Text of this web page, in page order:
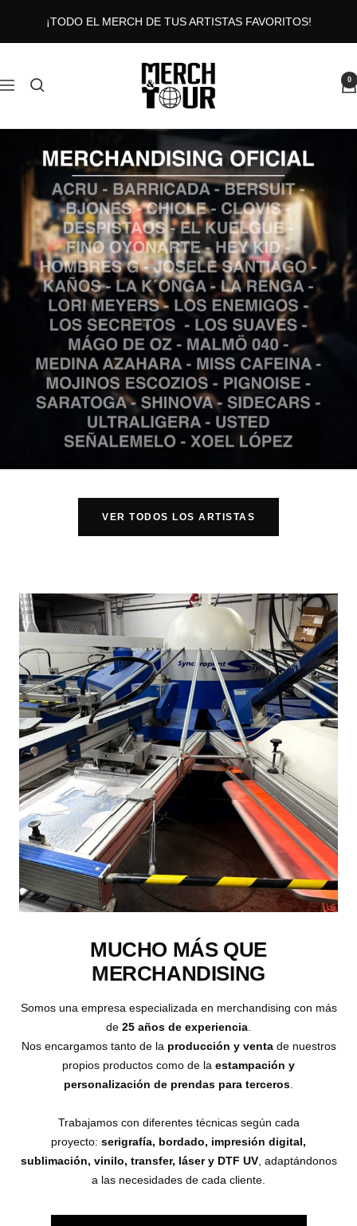
contenido
¡TODO EL MERCH DE TUS ARTISTAS FAVORITOS!
Navigación MERCHANDTOUR 0
VER TODOS LOS ARTISTAS
MUCHO MÁS QUE
MERCHANDISING
Somos una empresa especializada en merchandising con más
de 25 años de experiencia
Nos encargamos tanto de la producción y ventade nuestros
propios productos como de la estampación y
personalización de prendas para terceros
Trabajamos con diferentes técnicas según cada
proyecto: serigrafía, bordado, impresión digital,
sublimación, vinilo, transfer, láser y DTF UV, adaptándonos
a las necesidades de cada cliente.